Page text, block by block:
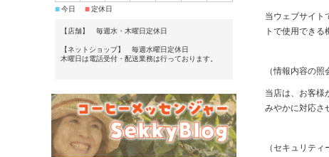
当ウェブサイト
トで使用できる
（情報内容の照
当店は、お客様
みやかに対応さ
（セキュリティ
■今日 ■定休日
【店舗】 毎週水・木曜日定休日
【ネットショップ】 毎週水曜日定休日
木曜日は電話受付・配送業務は行っております。